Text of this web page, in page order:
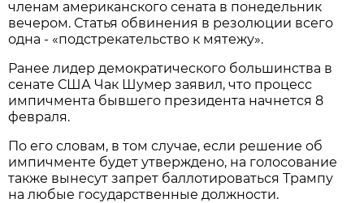
членам американского сената в понедельник
вечером. Статья обвинения в резолюции всего
одна - «подстрекательство к мятежу».
Ранее лидер демократического большинства в
сенате США Чак Шумер заявил, что процесс
импичмента бывшего президента начнется 8
февраля.
По его словам, в том случае, если решение об
импичменте будет утверждено, на голосование
также вынесут запрет баллотироваться Трампу
на любые государственные должности.